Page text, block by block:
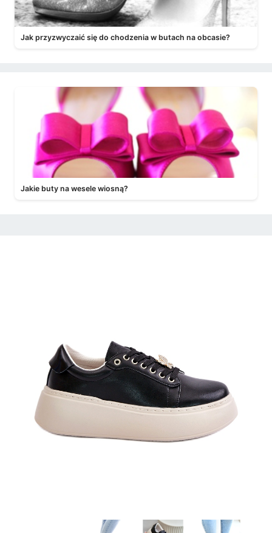
Jak przyzwyczaić się do chodzenia w butach na obcasie?
Jakie buty na wesele wiosną?